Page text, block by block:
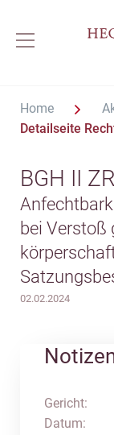
Home
Detailseite
BGH II
bei Verstoß
02.02.2024
Gericht:
Datum: